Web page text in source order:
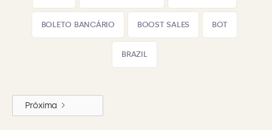
BOLETO BANCÁRIO BOOST SALES BOT
BRAZIL
Próxima